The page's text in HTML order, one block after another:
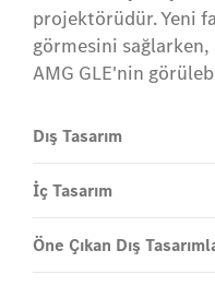
projektörüdür. Yeni
görmesini
AMG GLE'nin
Dış Tasarım
İç Tasarım
Öne Çıkan Dış